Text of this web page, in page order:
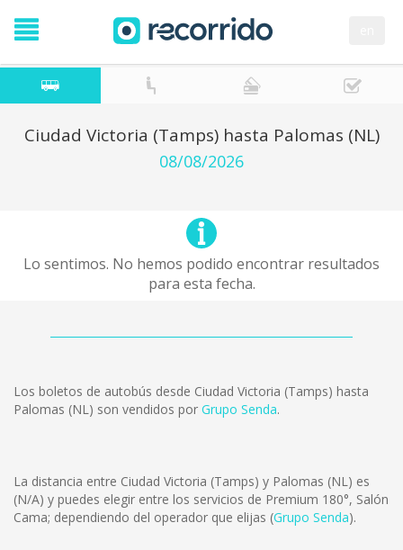
Ciudad Victoria (Tamps) hasta Palomas (NL)
08/08/2026
Lo sentimos. No hemos podido encontrar resultados
para esta fecha.
Los boletos de autobús desde Ciudad Victoria (Tamps) hasta
Palomas (NL) son vendidos por Grupo Senda.
La distancia entre Ciudad Victoria (Tamps) y Palomas (NL) es
(N/A) y puedes elegir entre los servicios de Premium 180°, Salón
Cama; dependiendo del operador que elijas (Grupo Senda).